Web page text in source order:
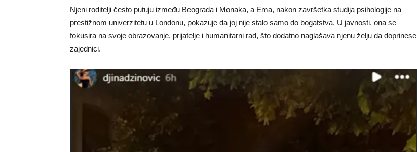
Njeni roditelji često putuju između Beograda i Monaka, a Ema, nakon završetka studija psihologije na
prestižnom univerzitetu u Londonu, pokazuje da joj nije stalo samo do bogatstva. U javnosti, ona se
fokusira na svoje obrazovanje, prijatelje i humanitarni rad, što dodatno naglašava njenu želju da doprinese
zajednici.